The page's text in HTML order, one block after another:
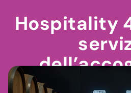
Casi Studio
Contatti
Hospitality
Dicembre 10, 2025